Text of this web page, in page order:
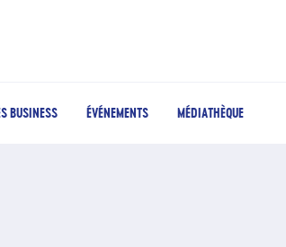
BUSINESS ÉVÉNEMENTS MÉDIATHÈQUE